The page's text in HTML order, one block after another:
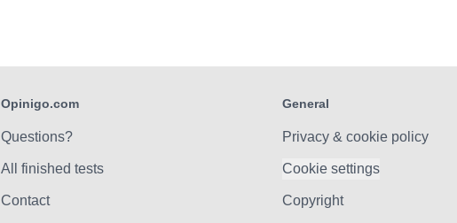
Opinigo.com
Questions?
All finished tests
Contact
General
Privacy & cookie policy
Cookie settings
Copyright